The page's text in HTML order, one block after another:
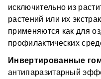
начала использования
другим лицам.
Наденьте медальон
телом)
острых состояний, или
самочувствию, когда
Ежедневная
восстановление
исключительно из
растений или их
применяются как для
профилактических
Инвертированные
антипаразитарный